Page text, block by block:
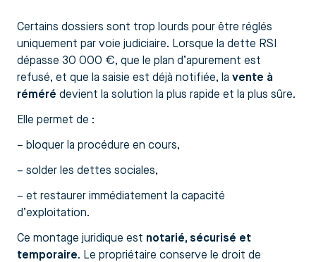
Certains dossiers sont trop lourds pour être réglés
uniquement par voie judiciaire. Lorsque la dette RSI
dépasse 30 000 €, que le plan d’apurement est
refusé, et que la saisie est déjà notifiée, la vente à
réméré devient la solution la plus rapide et la plus sûre.
Elle permet de :
– bloquer la procédure en cours,
– solder les dettes sociales,
– et restaurer immédiatement la capacité
d’exploitation.
Ce montage juridique est notarié, sécurisé et
temporaire. Le propriétaire conserve le droit de